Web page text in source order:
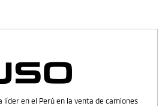
líder en el Perú en la venta de camiones